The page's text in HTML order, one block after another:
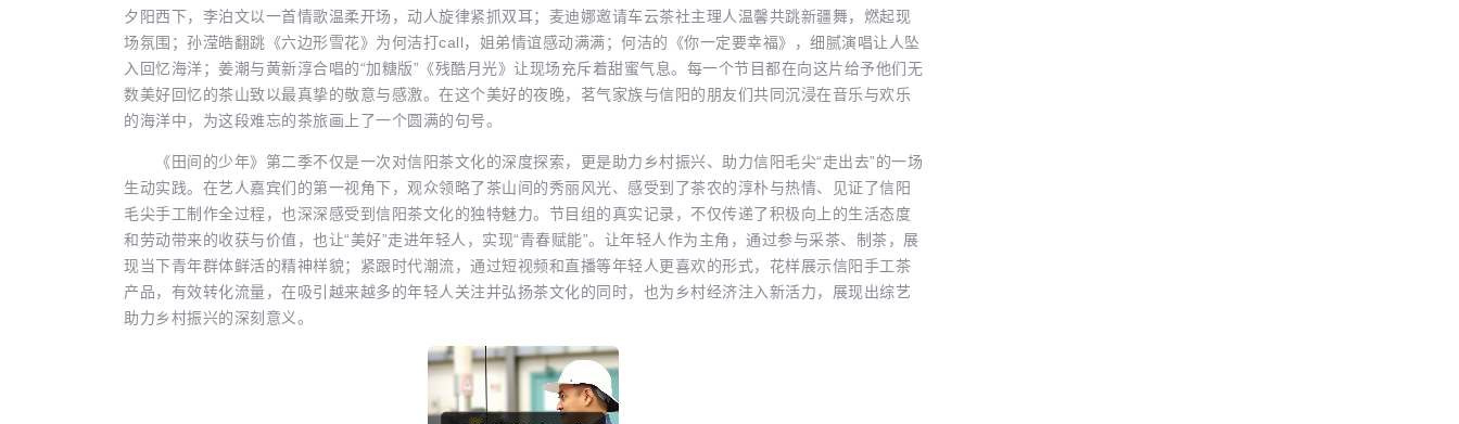
夕阳西下，李泊文以一首情歌温柔开场，动人旋律紧抓双耳；麦迪娜邀请车云茶社主理人温馨共跳新疆舞，燃起现
场氛围；孙滢皓翻跳《六边形雪花》为何洁打call，姐弟情谊感动满满；何洁的《你一定要幸福》，细腻演唱让人坠
入回忆海洋；姜潮与黄新淳合唱的“加糖版”《残酷月光》让现场充斥着甜蜜气息。每一个节目都在向这片给予他们无
数美好回忆的茶山致以最真挚的敬意与感激。在这个美好的夜晚，茗气家族与信阳的朋友们共同沉浸在音乐与欢乐
的海洋中，为这段难忘的茶旅画上了一个圆满的句号。
《田间的少年》第二季不仅是一次对信阳茶文化的深度探索，更是助力乡村振兴、助力信阳毛尖“走出去”的一场
生动实践。在艺人嘉宾们的第一视角下，观众领略了茶山间的秀丽风光、感受到了茶农的淳朴与热情、见证了信阳
毛尖手工制作全过程，也深深感受到信阳茶文化的独特魅力。节目组的真实记录，不仅传递了积极向上的生活态度
和劳动带来的收获与价值，也让“美好”走进年轻人，实现“青春赋能”。让年轻人作为主角，通过参与采茶、制茶，展
现当下青年群体鲜活的精神样貌；紧跟时代潮流，通过短视频和直播等年轻人更喜欢的形式，花样展示信阳手工茶
产品，有效转化流量，在吸引越来越多的年轻人关注并弘扬茶文化的同时，也为乡村经济注入新活力，展现出综艺
助力乡村振兴的深刻意义。